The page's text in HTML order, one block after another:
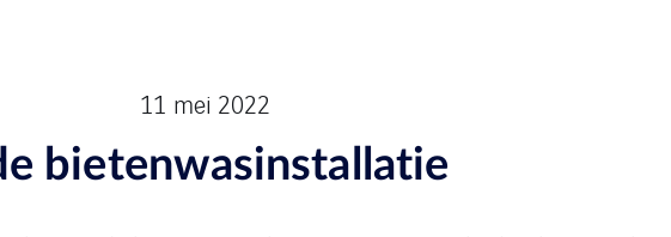
11 mei 2022
bietenwasinstallatie